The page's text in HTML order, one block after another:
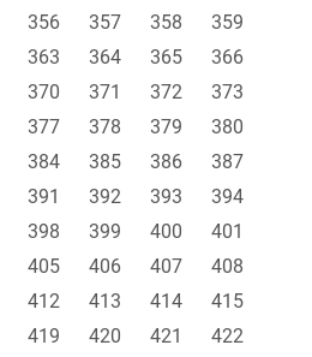
356 357 358
359
363 364 365
366
370 371 372
373
377 378 379
380
384 385 386
387
391 392 393
394
398 399 400
401
405 406 407
408
412 413 414
415
419 420 421
422